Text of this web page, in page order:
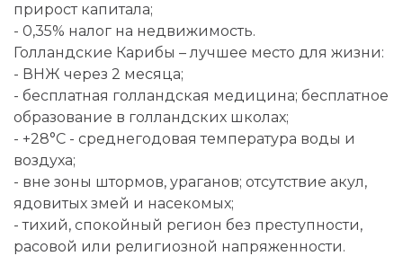
прирост капитала;
- 0,35% налог на недвижимость.
Голландские Карибы – лучшее место для жизни:
- ВНЖ через 2 месяца;
- бесплатная голландская медицина; бесплатное
образование в голландских школах;
- +28°С - среднегодовая температура воды и
воздуха;
- вне зоны штормов, ураганов; отсутствие акул,
ядовитых змей и насекомых;
- тихий, спокойный регион без преступности,
расовой или религиозной напряженности.